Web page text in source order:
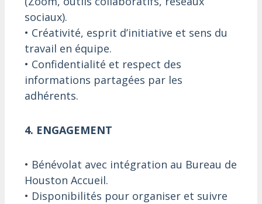
sociaux).
• Créativité, esprit d’initiative et sens du
travail en équipe.
• Confidentialité et respect des
informations partagées par les
adhérents.
4. ENGAGEMENT
• Bénévolat avec intégration au Bureau de
Houston Accueil.
• Disponibilités pour organiser et suivre